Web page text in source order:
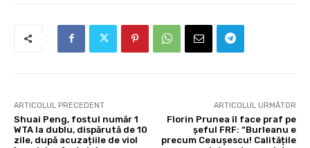
ARTICOLUL PRECEDENT
Shuai Peng, fostul număr 1
WTA la dublu, dispărută de 10
zile, după acuzațiile de viol
ARTICOLUL URMĂTOR
Florin Prunea îl face praf pe
șeful FRF: “Burleanu e
precum Ceaușescu! Calitățile